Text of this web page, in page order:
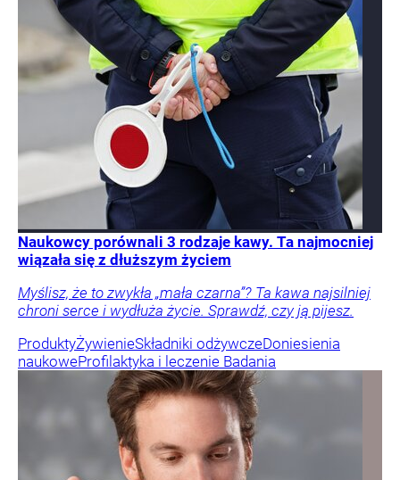
Naukowcy porównali 3 rodzaje kawy. Ta najmocniej
wiązała się z dłuższym życiem
Myślisz, że to zwykła „mała czarna”? Ta kawa najsilniej
chroni serce i wydłuża życie. Sprawdź, czy ją pijesz.
ProduktyŻywienieSkładniki odżywczeDoniesienia
naukoweProfilaktyka i leczenie Badania